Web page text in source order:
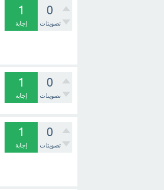
0
تصويتات
1
إجابة
0
تصويتات
1
إجابة
0
تصويتات
1
إجابة